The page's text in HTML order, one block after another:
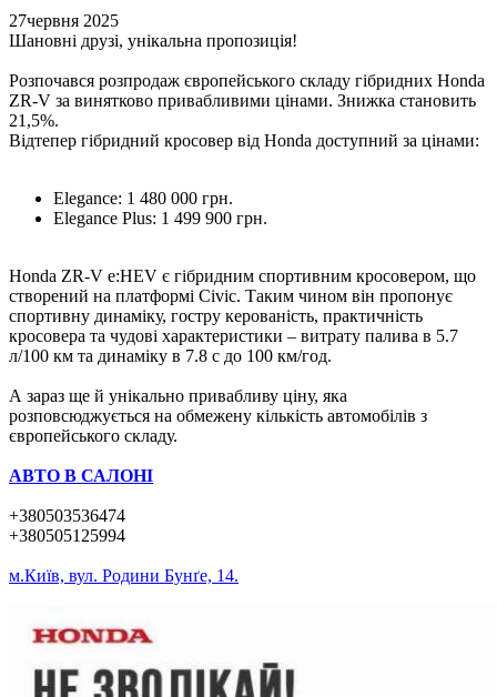
27червня 2025
Шановні друзі, унікальна пропозиція!
Розпочався розпродаж європейського складу гібридних Honda
ZR-V за винятково привабливими цінами. Знижка становить
21,5%.
Відтепер гібридний кросовер від Honda доступний за цінами:
Elegance: 1 480 000 грн.
Elegance Plus: 1 499 900 грн.
Honda ZR-V e:HEV є гібридним спортивним кросовером, що
створений на платформі Civic. Таким чином він пропонує
спортивну динаміку, гостру керованість, практичність
кросовера та чудові характеристики – витрату палива в 5.7
л/100 км та динаміку в 7.8 с до 100 км/год.
А зараз ще й унікально привабливу ціну, яка
розповсюджується на обмежену кількість автомобілів з
європейського складу.
АВТО В САЛОНІ
+380503536474
+380505125994
м.Київ, вул. Родини Бунґе, 14.